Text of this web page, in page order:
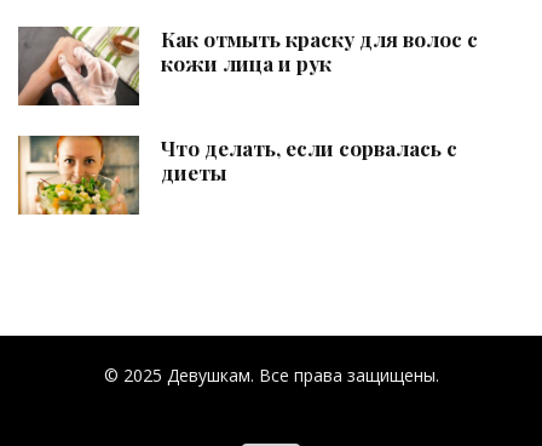
Как отмыть краску для волос с
кожи лица и рук
Что делать, если сорвалась с
диеты
© 2025 Девушкам. Все права защищены.